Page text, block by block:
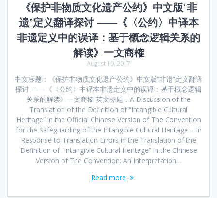
《保护非物质文化遗产公约》中文版“非
遗”定义翻译探讨 ——《〈公约〉中译本
非遗定义中的误译：基于概念逻辑关系的
解读》一文商榷
August 19, 2017
中文标题：《保护非物质文化遗产公约》中文版“非遗”定义翻译
探讨 ——《〈公约〉中译本非遗定义中的误译：基于概念逻辑
关系的解读》一文商榷 英文标题：A Discussion of the
Translation of the Definition of “Intangible Cultural
Heritage” in the Official Chinese Version of The Convention
for the Safeguarding of the Intangible Cultural Heritage – In
Response to Translation Errors in the Translation of the
Definition of “Intangible Cultural Heritage” in the Chinese
Version of The Convention: An Interpretation…
Read more